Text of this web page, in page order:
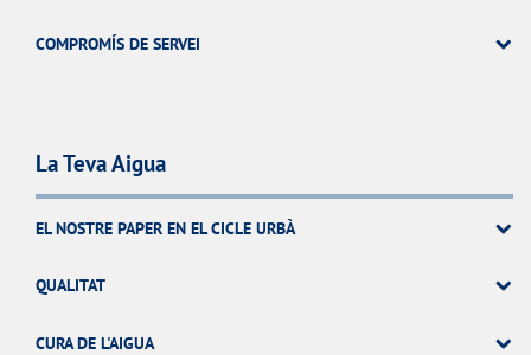
COMPROMÍS DE SERVEI
La Teva Aigua
EL NOSTRE PAPER EN EL CICLE URBÀ
QUALITAT
CURA DE L'AIGUA